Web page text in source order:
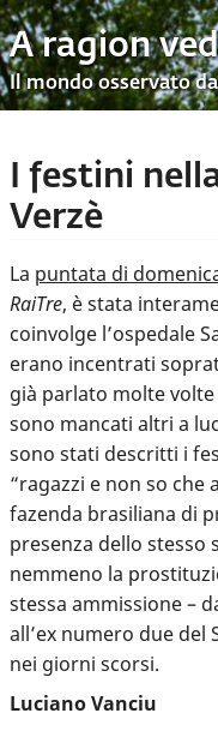
A ragion
Il mondo osservato
I festini
Verzè
La puntata di
RaiTre, è stata
coinvolge l’ospedale
erano incentrati
già parlato molte
sono mancati altri a
sono stati descritti i
“ragazzi e non so che
fazenda brasiliana di
presenza dello stesso
nemmeno la
stessa ammissione –
all’ex numero due del
nei giorni scorsi.
Luciano Vanciu